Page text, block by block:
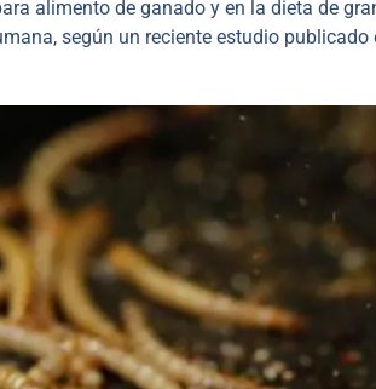
alimento de ganado y en la dieta de
según un reciente estudio publicado